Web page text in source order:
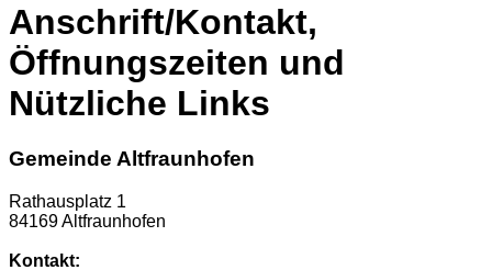
Anschrift/Kontakt,
Öffnungszeiten und
Nützliche Links
Gemeinde Altfraunhofen
Rathausplatz 1
84169 Altfraunhofen
Kontakt: